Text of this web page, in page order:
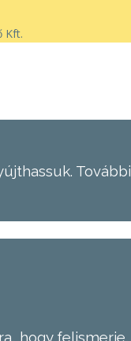
Kft.
További
hogy felismerje,